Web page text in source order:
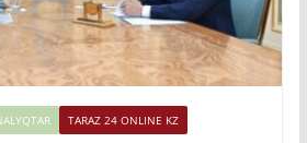
TARAZ 24 ONLINE KZ